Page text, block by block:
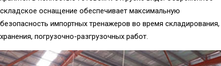
складское оснащение обеспечивает максимальную
безопасность импортных тренажеров во время складирования,
хранения, погрузочно-разгрузочных работ.